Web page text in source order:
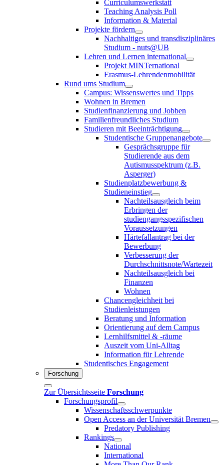
Curriculumswerkstatt
Teaching Analysis Poll
Information & Material
Projekte fördern
Nachhaltiges und transdisziplinäres
Studium - nuts@UB
Lehren und Lernen international
Projekt MINTernational
Erasmus-Lehrendenmobilität
Rund ums Studium
Campus: Wissenswertes und Tipps
Wohnen in Bremen
Studienfinanzierung und Jobben
Familienfreundliches Studium
Studieren mit Beeinträchtigung
Studentische Gruppenangebote
Gesprächsgruppe für
Studierende aus dem
Autismusspektrum (z.B.
Asperger)
Studienplatzbewerbung &
Studieneinstieg
Nachteilsausgleich beim
Erbringen der
studiengangsspezifischen
Voraussetzungen
Härtefallantrag bei der
Bewerbung
Verbesserung der
Durchschnittsnote/Wartezeit
Nachteilsausgleich bei
Finanzen
Wohnen
Chancengleichheit bei
Studienleistungen
Beratung und Information
Orientierung auf dem Campus
Lernhilfsmittel & -räume
Auszeit vom Uni-Alltag
Information für Lehrende
Studentisches Engagement
Forschung
Zur Übersichtsseite Forschung
Forschungsprofil
Wissenschaftsschwerpunkte
Open Access an der Universität Bremen
Predatory Publishing
Rankings
National
International